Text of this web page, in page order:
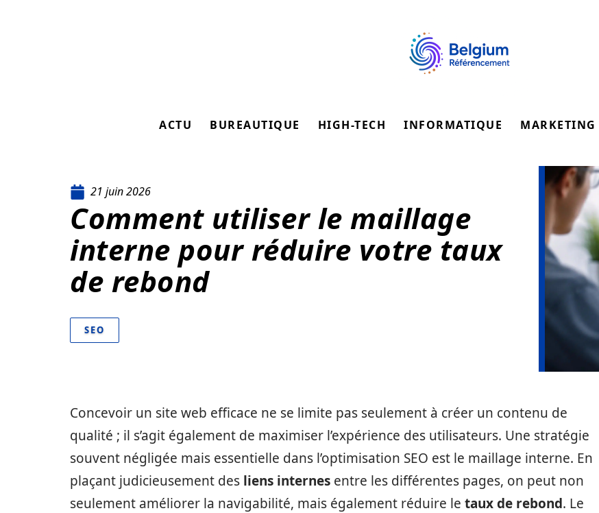
ACTU BUREAUTIQUE HIGH-TECH INFORMATIQUE MARKETING
21 juin 2026
Comment utiliser le maillage
interne pour réduire votre taux
de rebond
SEO
Concevoir un site web efficace ne se limite pas seulement à créer un contenu de
qualité ; il s’agit également de maximiser l’expérience des utilisateurs. Une stratégie
souvent négligée mais essentielle dans l’optimisation SEO est le maillage interne. En
plaçant judicieusement des liens internes entre les différentes pages, on peut non
seulement améliorer la navigabilité, mais également réduire le taux de rebond. Le